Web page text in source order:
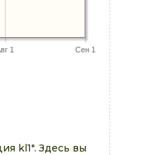
1 Сен 1
kl1". Здесь вы